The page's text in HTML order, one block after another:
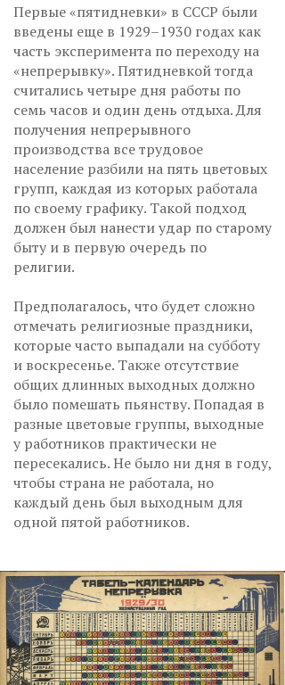
Первые «пятидневки» в СССР были
введены еще в 1929–1930 годах как
часть эксперимента по переходу на
«непрерывку». Пятидневкой тогда
считались четыре дня работы по
семь часов и один день отдыха. Для
получения непрерывного
производства все трудовое
население разбили на пять цветовых
групп, каждая из которых работала
по своему графику. Такой подход
должен был нанести удар по старому
быту и в первую очередь по
религии.
Предполагалось, что будет сложно
отмечать религиозные праздники,
которые часто выпадали на субботу
и воскресенье. Также отсутствие
общих длинных выходных должно
было помешать пьянству. Попадая в
разные цветовые группы, выходные
у работников практически не
пересекались. Не было ни дня в году,
чтобы страна не работала, но
каждый день был выходным для
одной пятой работников.